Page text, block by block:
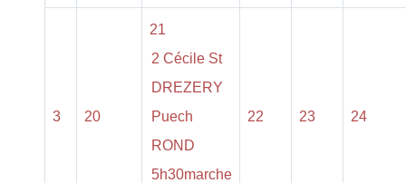
3 20
21
2 Cécile St
DREZERY
Puech
ROND
5h30marche
22 23 24